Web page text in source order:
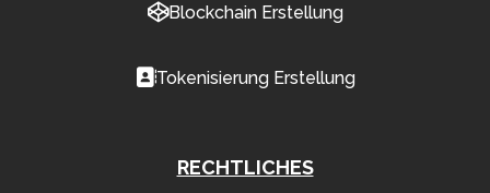
Blockchain Erstellung
Tokenisierung Erstellung
RECHTLICHES